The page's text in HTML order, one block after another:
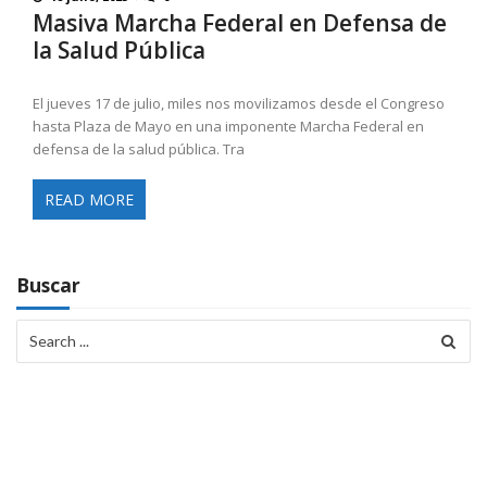
Masiva Marcha Federal en Defensa de
la Salud Pública
El jueves 17 de julio, miles nos movilizamos desde el Congreso
hasta Plaza de Mayo en una imponente Marcha Federal en
defensa de la salud pública. Tra
READ MORE
Buscar
for: